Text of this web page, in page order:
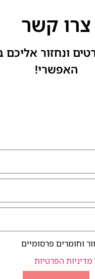
צרו קשר
ונחזור
האפשרי!
וחומרים פרסומיים
מדיניות הפרטיות